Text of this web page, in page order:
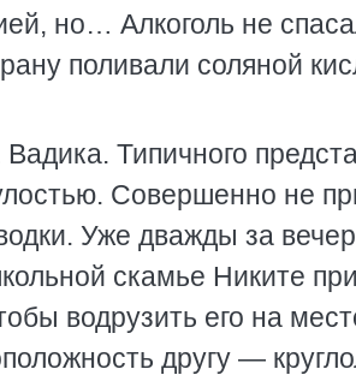
но… Алкоголь не
поливали соляной
Типичного
Совершенно не
Уже дважды за
скамье Никите
водрузить его на
другу —